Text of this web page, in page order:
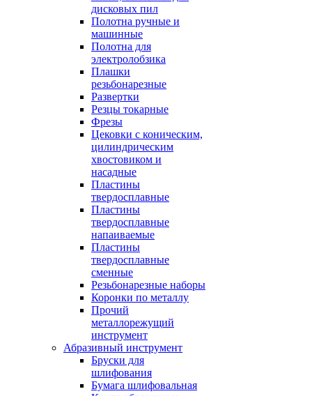
дисковых пил
Полотна ручные и
машинные
Полотна для
электролобзика
Плашки
резьбонарезные
Развертки
Резцы токарные
Фрезы
Цековки с коническим,
цилиндрическим
хвостовиком и
насадные
Пластины
твердосплавные
Пластины
твердосплавные
напаиваемые
Пластины
твердосплавные
сменные
Резьбонарезные наборы
Коронки по металлу
Прочий
металлорежущий
инструмент
Абразивный инструмент
Бруски для
шлифования
Бумага шлифовальная